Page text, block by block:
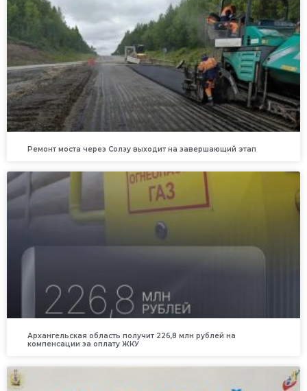
Ремонт моста через Солзу выходит на завершающий этап
Архангельская область получит 226,8 млн рублей на
компенсации за оплату ЖКУ